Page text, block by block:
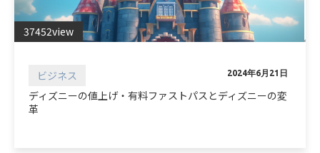
37452view
ビジネス 2024年6月21日
ディズニーの値上げ・有料ファストパスとディズニーの変
革